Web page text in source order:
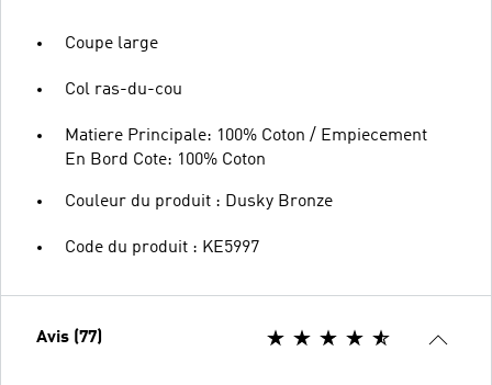
Coupe large
Col ras-du-cou
Matiere Principale: 100% Coton / Empiecement
En Bord Cote: 100% Coton
Couleur du produit : Dusky Bronze
Code du produit : KE5997
Avis (77)